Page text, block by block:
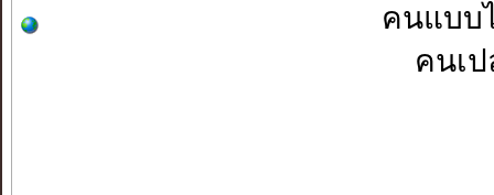
คนแบบ
คนเป